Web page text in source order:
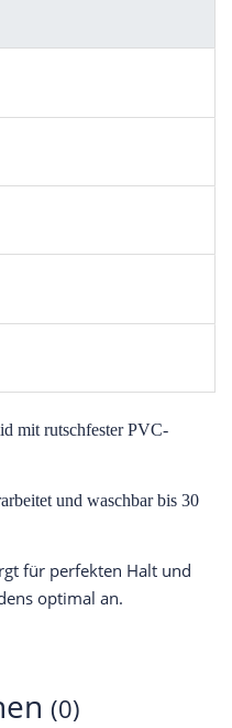
mit rutschfester PVC-
und waschbar bis 30
für perfekten Halt und
optimal an.
(0)